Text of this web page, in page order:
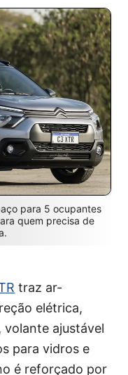
para 5 ocupantes
quem precisa de
traz ar-
elétrica,
ajustável
para vidros e
é reforçado por